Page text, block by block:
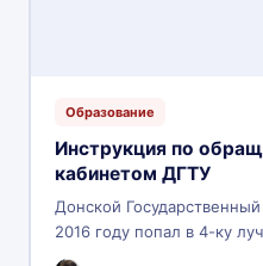
Образование
Инструкция по
кабинетом ДГТУ
Донской
2016 году попал в 4-ку
учебное заведение